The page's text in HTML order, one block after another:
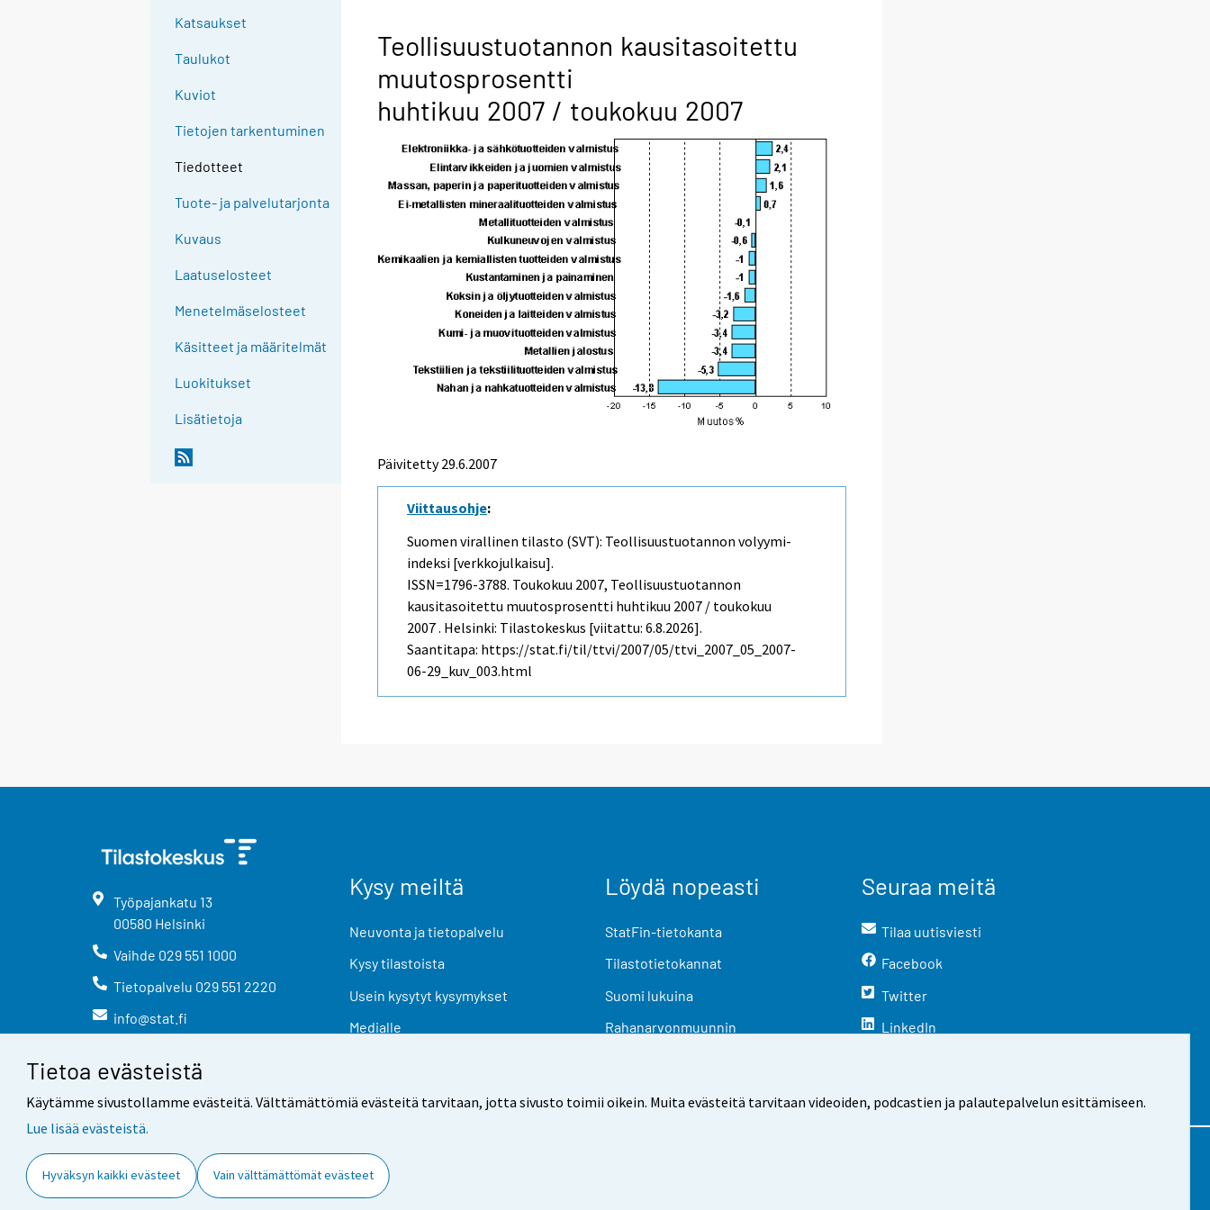
Tietoa evästeistä
Käytämme sivustollamme evästeitä. Välttämättömiä evästeitä tarvitaan, jotta sivusto toimii oikein. Muita evästeitä tarvitaan videoiden, podcastien ja palautepalvelun esittämiseen.
Lue lisää evästeistä.
Hyväksyn kaikki evästeet Vain välttämättömät evästeet
Katsaukset
Taulukot
Kuviot
Tietojen tarkentuminen
Tiedotteet
Tuote- ja palvelutarjonta
Kuvaus
Laatuselosteet
Menetelmäselosteet
Käsitteet ja määritelmät
Luokitukset
Lisätietoja
Teollisuustuotannon kausitasoitettu
muutosprosentti
huhtikuu 2007 / toukokuu 2007
Päivitetty29.6.2007
Viittausohje:
Suomen virallinen tilasto (SVT): Teollisuustuotannon volyymi-
indeksi [verkkojulkaisu].
ISSN=1796-3788. Toukokuu 2007, Teollisuustuotannon
kausitasoitettu muutosprosentti huhtikuu 2007 / toukokuu
2007 . Helsinki: Tilastokeskus [viitattu: 6.8.2026].
Saantitapa: https://stat.fi/til/ttvi/2007/05/ttvi_2007_05_2007-
06-29_kuv_003.html
Työpajankatu 13
00580 Helsinki
Vaihde 029 551 1000
Tietopalvelu 029 551 2220
info@stat.fi
Kysy meiltä
Neuvonta ja tietopalvelu
Kysy tilastoista
Usein kysytyt kysymykset
Medialle
Löydä nopeasti
StatFin-tietokanta
Tilastotietokannat
Suomi lukuina
Rahanarvonmuunnin
Seuraa meitä
Tilaa uutisviesti
Facebook
Twitter
LinkedIn
Yhteystiedot Palaute